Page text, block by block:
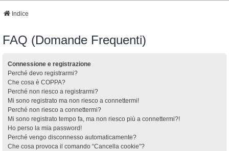
Indice
FAQ (Domande Frequenti)
Connessione e registrazione
Perché devo registrarmi?
Che cosa è COPPA?
Perché non riesco a registrarmi?
Mi sono registrato ma non riesco a connettermi!
Perché non riesco a connettermi?
Mi sono registrato tempo fa, ma non riesco più a connettermi?!
Ho perso la mia password!
Perché vengo disconnesso automaticamente?
Che cosa provoca il comando “Cancella cookie”?